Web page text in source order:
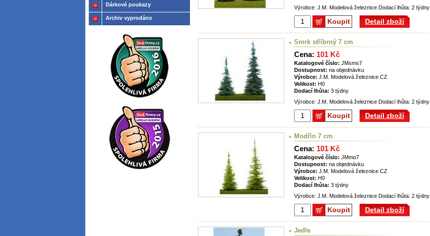
Výrobce: J.M. Modelová železnice Dodací lhůta: 2 týdny
Koupit Detail zboží
Smrk stříbrný 7 cm
Cena: 101 Kč
Katalogové číslo: JMsms7
Dostupnost: na objednávku
Výrobce: J.M. Modelová železnice CZ
Velikost: H0
Dodací lhůta: 3 týdny
Výrobce: J.M. Modelová železnice Dodací lhůta: 2 týdny
Koupit Detail zboží
Modřín 7 cm
Cena: 101 Kč
Katalogové číslo: JMmo7
Dostupnost: na objednávku
Výrobce: J.M. Modelová železnice CZ
Velikost: H0
Dodací lhůta: 3 týdny
Výrobce: J.M. Modelová železnice Dodací lhůta: 2 týdny
Koupit Detail zboží
Jedle
Dárkové poukazy
Archiv vyprodáno